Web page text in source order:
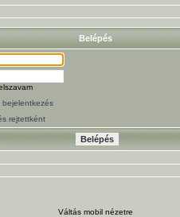
Belépés
bejelentkezés
rejtettként
Váltás mobil nézetre